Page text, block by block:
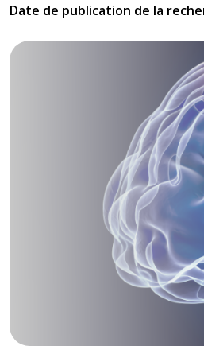
Date de publication de la